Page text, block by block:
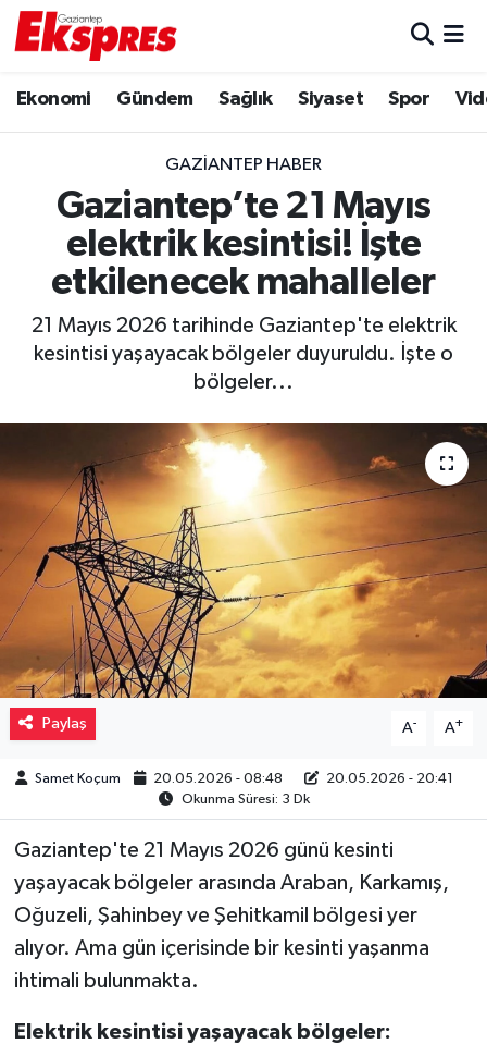
Ekonomi Gündem Sağlık Siyaset Spor
GAZIANTEP HABER
Gaziantep’te 21 Mayıs
elektrik kesintisi! İşte
etkilenecek mahalleler
21 Mayıs 2026 tarihinde Gaziantep'te elektrik
kesintisi yaşayacak bölgeler duyuruldu. İşte o
bölgeler...
Paylaş A- A+
Samet Koçum 20.05.2026 - 08:48
20.05.2026 - 20:41
Okunma Süresi: 3 Dk
Gaziantep'te 21 Mayıs 2026 günü kesinti
yaşayacak bölgeler arasında Araban, Karkamış,
Oğuzeli, Şahinbey ve Şehitkamil bölgesi yer
alıyor. Ama gün içerisinde bir kesinti yaşanma
ihtimali bulunmakta.
Elektrik kesintisi yaşayacak bölgeler:
Ekonomi
Gaziantep son dakika
Genel
Haberler
Magazin
Müzik
Piyasa
Resmi İlanlar
Sağlık
Spor
Teknoloji
Türkiye
Video Haber
Trafik Durumu
Puan Durumu ve Fikstür
Tüm Manşetler
Haber Arşivi